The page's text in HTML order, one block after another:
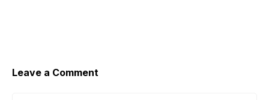
Leave a Comment